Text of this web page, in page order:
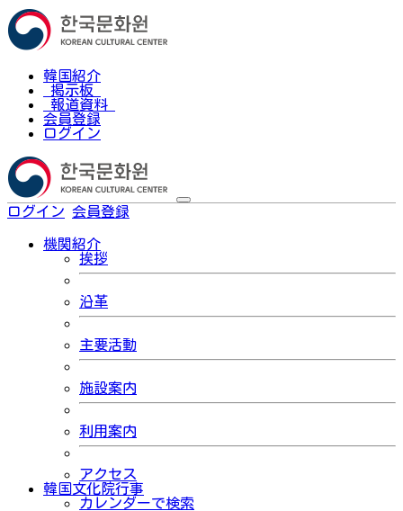
韓国紹介
掲示板
報道資料
会員登録
ログイン
ログイン 会員登録
機関紹介
挨拶
沿革
主要活動
施設案内
利用案内
アクセス
韓国文化院行事
カレンダーで検索